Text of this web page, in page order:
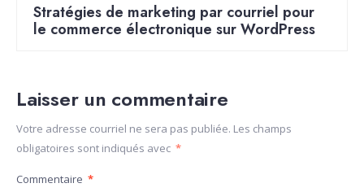
Stratégies de marketing par courriel pour
le commerce électronique sur WordPress
Laisser un commentaire
Votre adresse courriel ne sera pas publiée. Les champs
obligatoires sont indiqués avec *
Commentaire *